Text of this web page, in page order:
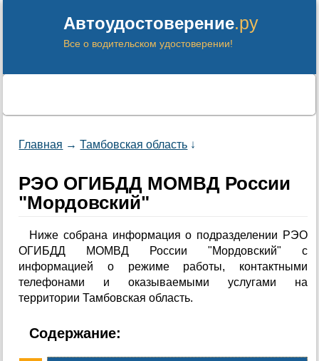
Автоудостоверение.ру
Все о водительском удостоверении!
Главная →Тамбовская область ↓
РЭО ОГИБДД МОМВД России
"Мордовский"
Ниже собрана информация о подразделении РЭО
ОГИБДД МОМВД России "Мордовский" с
информацией о режиме работы, контактными
телефонами и оказываемыми услугами на
территории Тамбовская область.
Содержание: